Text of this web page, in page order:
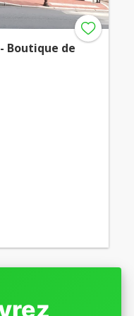
Boutique de